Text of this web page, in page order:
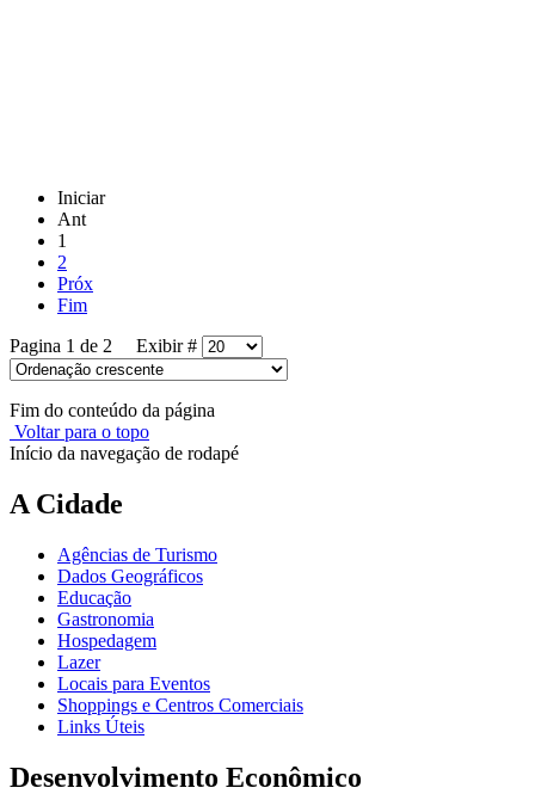
Iniciar
Ant
1
2
Próx
Fim
Pagina 1 de 2 Exibir #
Fim do conteúdo da página
Voltar para o topo
Início da navegação de rodapé
A Cidade
Agências de Turismo
Dados Geográficos
Educação
Gastronomia
Hospedagem
Lazer
Locais para Eventos
Shoppings e Centros Comerciais
Links Úteis
Desenvolvimento Econômico